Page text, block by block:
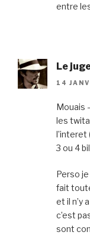
entre
Le
14
Mouais
les
l’interet
3 ou 4
Perso
fait
et il n’y
c’est
sont